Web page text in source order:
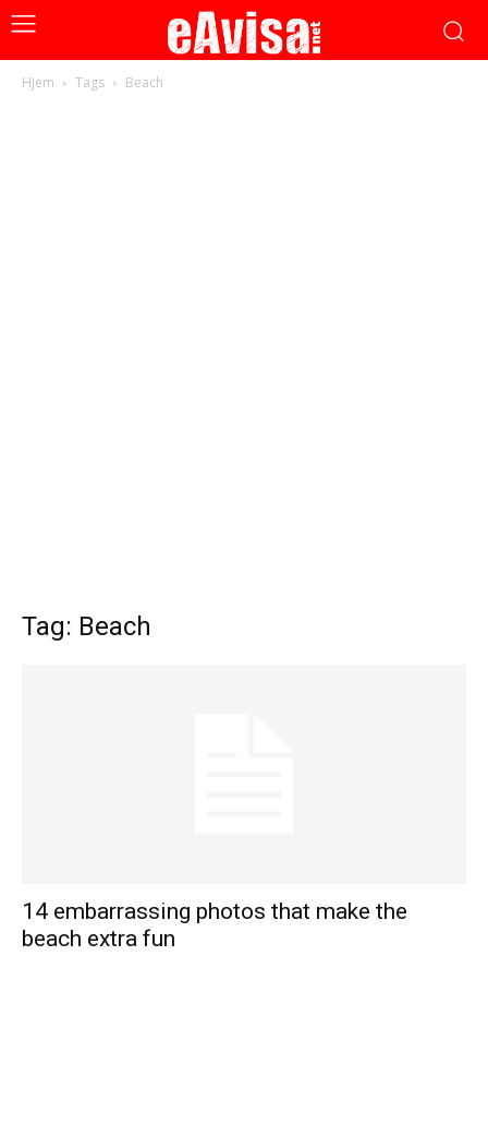
Hjem Tags Beach
Tag: Beach
14 embarrassing photos that make the
beach extra fun